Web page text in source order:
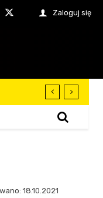
Zaloguj się
18.10.2021